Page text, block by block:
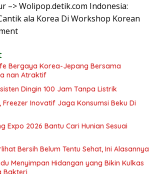
–> Wolipop.detik.com Indonesia:
ala Korea Di Workshop Korean
Bergaya Korea-Jepang Bersama
nan Atraktif
Dingin 100 Jam Tanpa Listrik
Freezer Inovatif Jaga Konsumsi Beku Di
Expo 2026 Bantu Cari Hunian Sesuai
Bersih Belum Tentu Sehat, Ini Alasannya
Menyimpan Hidangan yang Bikin Kulkas
Bakteri